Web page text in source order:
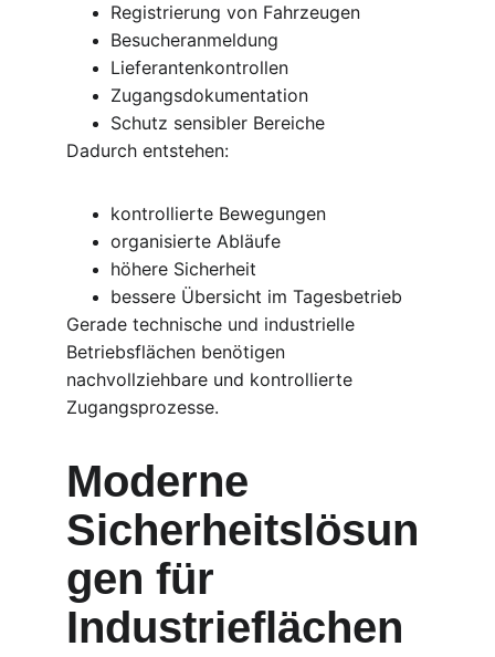
Registrierung von Fahrzeugen
Besucheranmeldung
Lieferantenkontrollen
Zugangsdokumentation
Schutz sensibler Bereiche
Dadurch entstehen:
kontrollierte Bewegungen
organisierte Abläufe
höhere Sicherheit
bessere Übersicht im Tagesbetrieb
Gerade technische und industrielle
Betriebsflächen benötigen
nachvollziehbare und kontrollierte
Zugangsprozesse.
Moderne
Sicherheitslösun
gen für
Industrieflächen